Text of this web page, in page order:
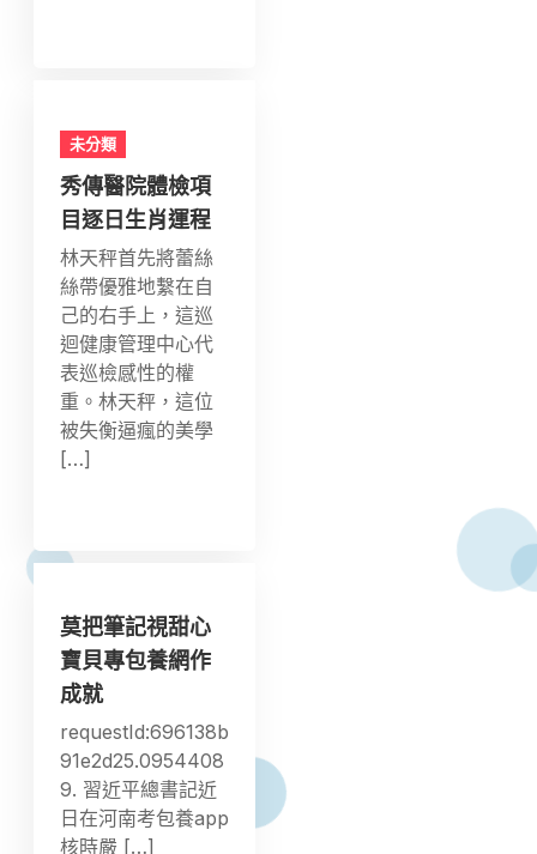
未分類
秀傳醫院體檢項
目逐日生肖運程
林天秤首先將蕾絲
絲帶優雅地繫在自
己的右手上，這巡
迴健康管理中心代
表巡檢感性的權
重。林天秤，這位
被失衡逼瘋的美學
[…]
莫把筆記視甜心
寶貝專包養網作
成就
requestId:696138b
91e2d25.0954408
9. 習近平總書記近
日在河南考包養app
核時嚴 […]